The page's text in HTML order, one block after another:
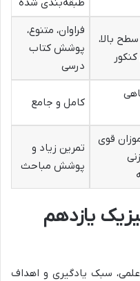
بالا،
فراوان، متنوع،
پوشش کتاب
درسی
کامل و جامع
قوی
تمرین زیاد و
پوشش مباحث
یازدهم
سبک یادگیری و اهداف